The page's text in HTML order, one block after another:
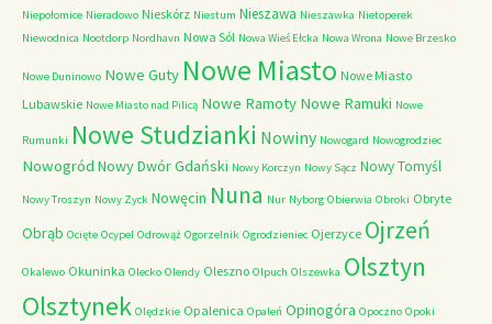
Niepołomice Nieradowo Nieskórz Niestum Nieszawa Nieszawka Nietoperek
Niewodnica Nootdorp Nordhavn Nowa Sól Nowa Wieś Ełcka Nowa Wrona Nowe Brzesko
Nowe Duninowo Nowe Guty Nowe Miasto Nowe Miasto
Lubawskie Nowe Miasto nad Pilicą Nowe Ramoty Nowe Ramuki Nowe
Rumunki Nowe Studzianki Nowiny Nowogard Nowogrodziec
Nowogród Nowy Dwór Gdański Nowy Korczyn Nowy Sącz Nowy Tomyśl
Nowy Troszyn Nowy Zyck Nowęcin Nuna Nur Nyborg Obierwia Obroki Obryte
Obrąb Ocięte Ocypel Odrowąż Ogorzelnik Ogrodzieniec Ojerzyce Ojrzeń
Okalewo Okuninka Olecko Olendy Oleszno Olpuch Olszewka Olsztyn
Olsztynek Olędzkie Opalenica Opaleń Opinogóra Opoczno Opoki